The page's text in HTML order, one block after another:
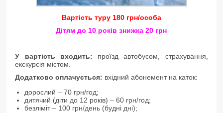
Вартість туру 180 грн/особа
Дітям до 10 років знижка 20 грн
У вартість входить: проїзд автобусом, страхування,
екскурсія містом.
Додатково оплачується: вхідний абонемент на каток:
дорослий – 70 грн/год;
дитячий (діти до 12 років) – 60 грн/год;
безліміт – 100 грн/день (будні дні);